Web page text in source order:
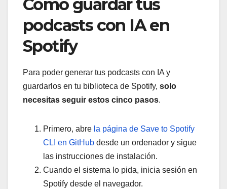
Cómo guardar tus
podcasts con IA en
Spotify
Para poder generar tus podcasts con IA y
guardarlos en tu biblioteca de Spotify, solo
necesitas seguir estos cinco pasos.
Primero, abre la página de Save to Spotify
CLI en GitHub desde un ordenador y sigue
las instrucciones de instalación.
Cuando el sistema lo pida, inicia sesión en
Spotify desde el navegador.